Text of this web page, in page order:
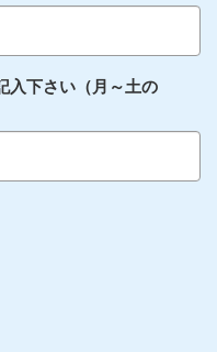
入下さい（月～土の